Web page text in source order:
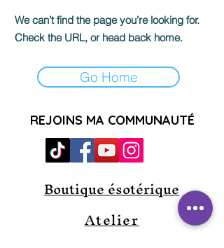
We can’t find the page you’re looking for.
Check the URL, or head back home.
Go Home
REJOINS MA COMMUNAUTÉ
Boutique ésotérique
Atelier